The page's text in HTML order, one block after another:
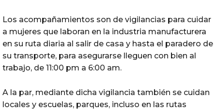
Los acompañamientos son de vigilancias para cuidar
a mujeres que laboran en la industria manufacturera
en su ruta diaria al salir de casa y hasta el paradero de
su transporte, para asegurarse lleguen con bien al
trabajo, de 11:00 pm a 6:00 am.
A la par, mediante dicha vigilancia también se cuidan
locales y escuelas, parques, incluso en las rutas